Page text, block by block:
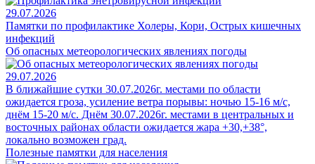
29.07.2026
Памятки по профилактике Холеры, Кори, Острых кишечных
инфекций
Об опасных метеорологических явлениях погоды
29.07.2026
В ближайшие сутки 30.07.2026г. местами по области
ожидается гроза, усиление ветра порывы: ночью 15-16 м/с,
днём 15-20 м/с. Днём 30.07.2026г. местами в центральных и
восточных районах области ожидается жара +30,+38°,
локально возможен град.
Полезные памятки для населения